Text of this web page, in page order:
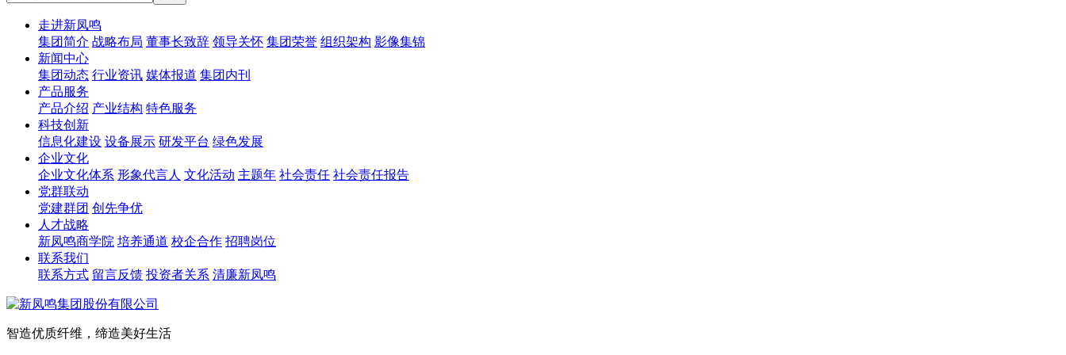
走进新凤鸣
集团简介 战略布局 董事长致辞 领导关怀 集团荣誉 组织架构 影像集锦
新闻中心
集团动态 行业资讯 媒体报道 集团内刊
产品服务
产品介绍 产业结构 特色服务
科技创新
信息化建设 设备展示 研发平台 绿色发展
企业文化
企业文化体系 形象代言人 文化活动 主题年 社会责任 社会责任报告
党群联动
党建群团 创先争优
人才战略
新凤鸣商学院 培养通道 校企合作 招聘岗位
联系我们
联系方式 留言反馈 投资者关系 清廉新凤鸣
智造优质纤维，缔造美好生活